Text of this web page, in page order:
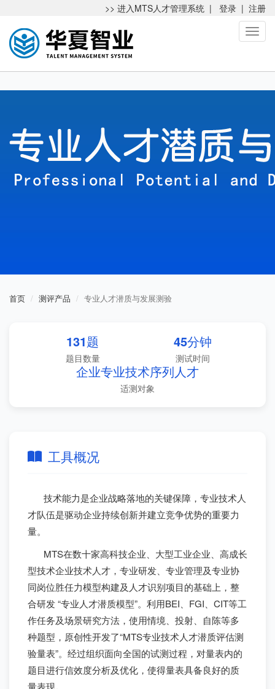
>> 进入MTS人才管理系统 | 登录 | 注册
首页 测评产品 专业人才潜质与发展测验
131题
题目数量
45分钟
测试时间
企业专业技术序列人才
适测对象
工具概况
技术能力是企业战略落地的关键保障，专业技术人
才队伍是驱动企业持续创新并建立竞争优势的重要力
量。
MTS在数十家高科技企业、大型工业企业、高成长
型技术企业技术人才，专业研发、专业管理及专业协
同岗位胜任力模型构建及人才识别项目的基础上，整
合研发 “专业人才潜质模型”。利用BEI、FGI、CIT等工
作任务及场景研究方法，使用情境、投射、自陈等多
种题型，原创性开发了“MTS专业技术人才潜质评估测
验量表”。经过组织面向全国的试测过程，对量表内的
题目进行信效度分析及优化，使得量表具备良好的质
量表现。